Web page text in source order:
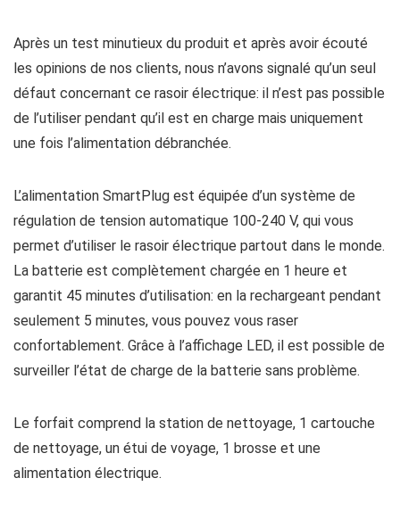
Après un test minutieux du produit et après avoir écouté
les opinions de nos clients, nous n’avons signalé qu’un seul
défaut concernant ce rasoir électrique: il n’est pas possible
de l’utiliser pendant qu’il est en charge mais uniquement
une fois l’alimentation débranchée.
L’alimentation SmartPlug est équipée d’un système de
régulation de tension automatique 100-240 V, qui vous
permet d’utiliser le rasoir électrique partout dans le monde.
La batterie est complètement chargée en 1 heure et
garantit 45 minutes d’utilisation: en la rechargeant pendant
seulement 5 minutes, vous pouvez vous raser
confortablement. Grâce à l’affichage LED, il est possible de
surveiller l’état de charge de la batterie sans problème.
Le forfait comprend la station de nettoyage, 1 cartouche
de nettoyage, un étui de voyage, 1 brosse et une
alimentation électrique.